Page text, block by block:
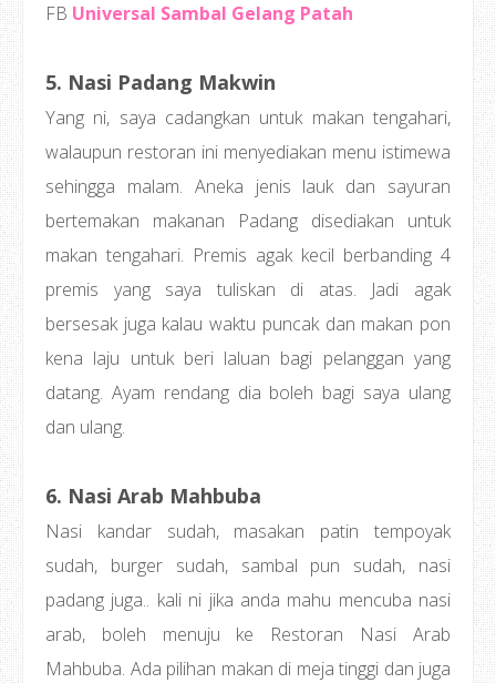
FB Universal Sambal Gelang Patah
5. Nasi Padang Makwin
Yang ni, saya cadangkan untuk makan tengahari,
walaupun restoran ini menyediakan menu istimewa
sehingga malam. Aneka jenis lauk dan sayuran
bertemakan makanan Padang disediakan untuk
makan tengahari. Premis agak kecil berbanding 4
premis yang saya tuliskan di atas. Jadi agak
bersesak juga kalau waktu puncak dan makan pon
kena laju untuk beri laluan bagi pelanggan yang
datang. Ayam rendang dia boleh bagi saya ulang
dan ulang.
6. Nasi Arab Mahbuba
Nasi kandar sudah, masakan patin tempoyak
sudah, burger sudah, sambal pun sudah, nasi
padang juga.. kali ni jika anda mahu mencuba nasi
arab, boleh menuju ke Restoran Nasi Arab
Mahbuba. Ada pilihan makan di meja tinggi dan juga